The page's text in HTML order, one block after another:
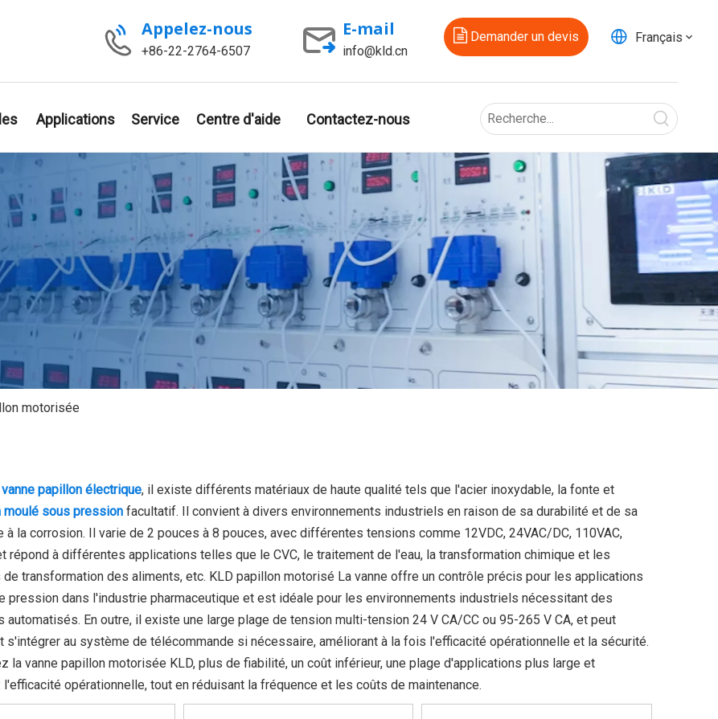
Appelez-nous
+86-22-2764-6507
E-mail
info@kld.cn
Demander un devis Français
Applications Service Centre d'aide Contactez-nous
motorisée
vanne papillon électrique, il existe différents matériaux de haute qualité tels que l'acier inoxydable, la fonte et
moulé sous pression facultatif. Il convient à divers environnements industriels en raison de sa durabilité et de sa
à la corrosion. Il varie de 2 pouces à 8 pouces, avec différentes tensions comme 12VDC, 24VAC/DC, 110VAC,
répond à différentes applications telles que le CVC, le traitement de l'eau, la transformation chimique et les
transformation des aliments, etc. KLD papillon motorisé La vanne offre un contrôle précis pour les applications
pression dans l'industrie pharmaceutique et est idéale pour les environnements industriels nécessitant des
automatisés. En outre, il existe une large plage de tension multi-tension 24 V CA/CC ou 95-265 V CA, et peut
s'intégrer au système de télécommande si nécessaire, améliorant à la fois l'efficacité opérationnelle et la sécurité.
la vanne papillon motorisée KLD, plus de fiabilité, un coût inférieur, une plage d'applications plus large et
opérationnelle, tout en réduisant la fréquence et les coûts de maintenance.